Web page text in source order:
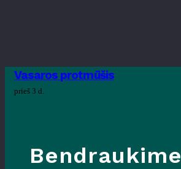
Vasaros protmūšis
prieš 3 d.
Bendraukime